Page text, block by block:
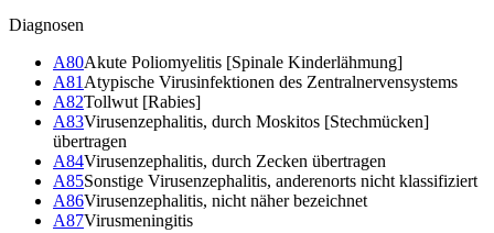
Diagnosen
A80Akute Poliomyelitis [Spinale Kinderlähmung]
A81 Atypische Virusinfektionen des Zentralnervensystems
A82Tollwut [Rabies]
A83Virusenzephalitis, durch Moskitos [Stechmücken]
übertragen
A84Virusenzephalitis, durch Zecken übertragen
A85Sonstige Virusenzephalitis, anderenorts nicht klassifiziert
A86Virusenzephalitis, nicht näher bezeichnet
A87Virusmeningitis